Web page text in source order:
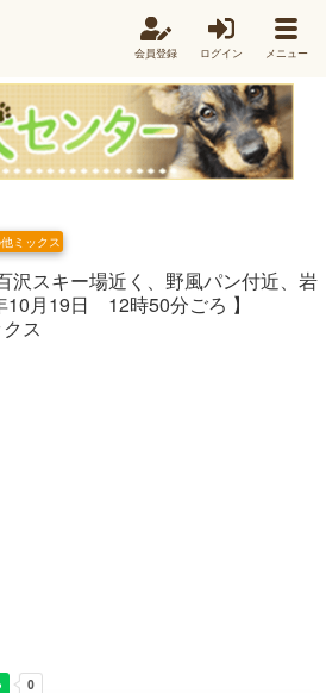
会員登録 ログイン メニュー
ミックス
沢スキー場近く、野風パン付近、岩
日 12時50分ごろ 】
ス